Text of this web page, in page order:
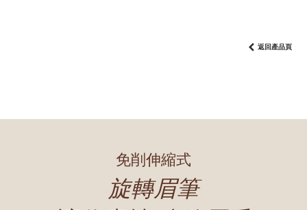
返回產品頁
免削伸縮式
旋轉眉筆